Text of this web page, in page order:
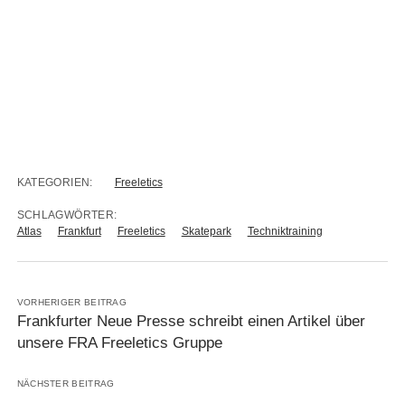
KATEGORIEN: Freeletics
SCHLAGWÖRTER:
Atlas
Frankfurt Freeletics Skatepark Techniktraining
VORHERIGER BEITRAG
Frankfurter Neue Presse schreibt einen Artikel über
unsere FRA Freeletics Gruppe
NÄCHSTER BEITRAG